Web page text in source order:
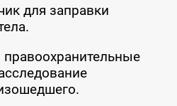
для заправки